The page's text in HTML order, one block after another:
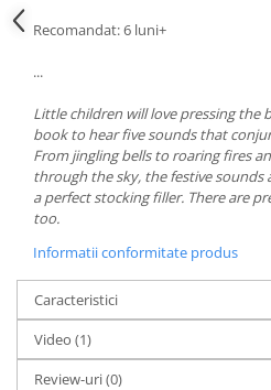
Recomandat: 6 luni+
...
Little children will love pressing
book to hear five sounds that
From jingling bells to roaring fires
through the sky, the festive sounds
a perfect stocking filler. There are
too.
Informatii conformitate produs
Caracteristici
Video (1)
Review-uri(0)